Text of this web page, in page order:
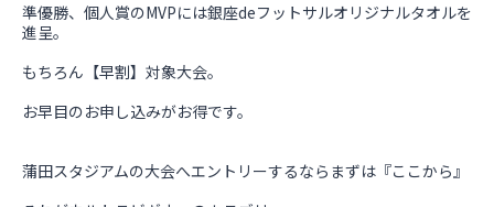
準優勝、個人賞のMVPには銀座deフットサルオリジナルタオルを
進呈。
もちろん【早割】対象大会。
お早目のお申し込みがお得です。
蒲田スタジアムの大会へエントリーするならまずは『ここから』